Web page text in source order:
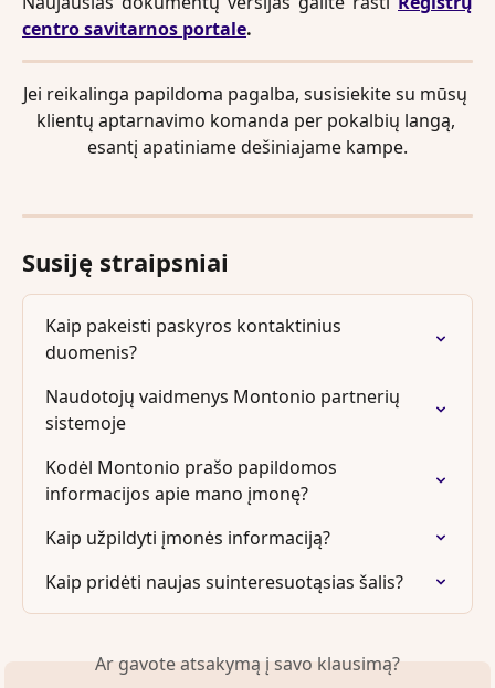
centro savitarnos portale.
Jei reikalinga papildoma pagalba, susisiekite su mūsų
klientų aptarnavimo komanda per pokalbių langą,
esantį apatiniame dešiniajame kampe.
Susiję straipsniai
Kaip pakeisti paskyros kontaktinius
duomenis?
Naudotojų vaidmenys Montonio partnerių
sistemoje
Kodėl Montonio prašo papildomos
informacijos apie mano įmonę?
Kaip užpildyti įmonės informaciją?
Kaip pridėti naujas suinteresuotąsias šalis?
Ar gavote atsakymą į savo klausimą?